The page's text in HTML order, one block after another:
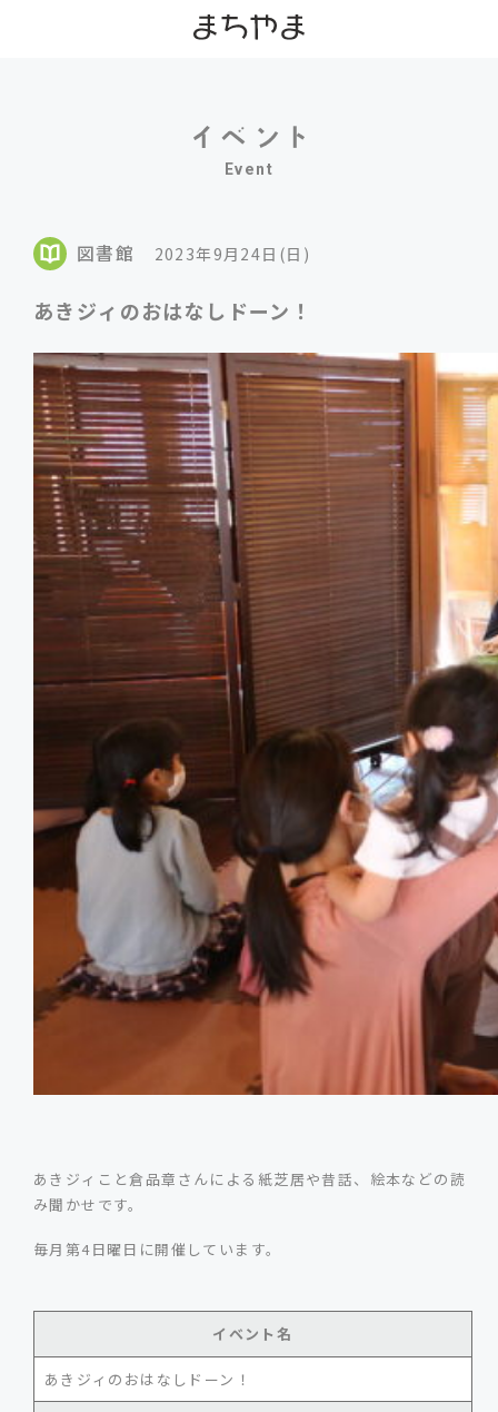
Event
図書館 2023年9月24日(日)
あきジィのおはなしドーン！
あきジィこと倉品章さんによる紙芝居や昔話、絵本などの読
み聞かせです。
毎月第4日曜日に開催しています。
イベント名
あきジィのおはなしドーン！